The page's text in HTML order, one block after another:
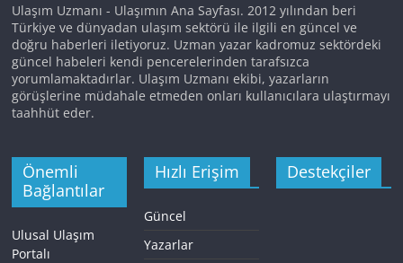
Ulaşım Uzmanı - Ulaşımın Ana Sayfası. 2012 yılından beri
Türkiye ve dünyadan ulaşım sektörü ile ilgili en güncel ve
doğru haberleri iletiyoruz. Uzman yazar kadromuz sektördeki
güncel habeleri kendi pencerelerinden tarafsızca
yorumlamaktadırlar. Ulaşım Uzmanı ekibi, yazarların
görüşlerine müdahale etmeden onları kullanıcılara ulaştırmayı
taahhüt eder.
Önemli
Bağlantılar
Ulusal Ulaşım
Portalı
Hızlı Erişim
Güncel
Yazarlar
Destekçiler